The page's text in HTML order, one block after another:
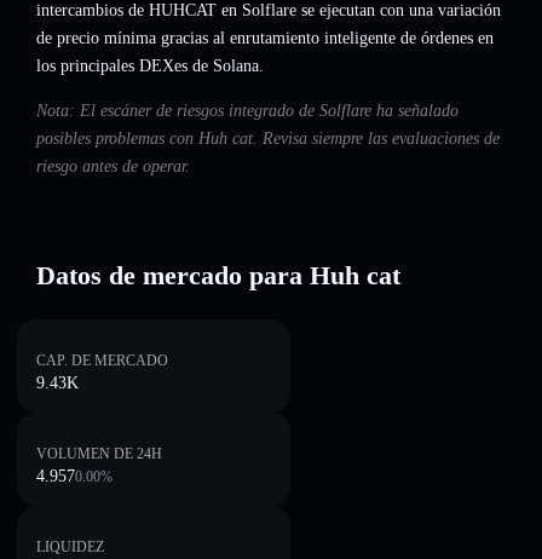
intercambios de HUHCAT en Solflare se ejecutan con una variación
de precio mínima gracias al enrutamiento inteligente de órdenes en
los principales DEXes de Solana.
Nota: El escáner de riesgos integrado de Solflare ha señalado
posibles problemas con Huh cat. Revisa siempre las evaluaciones de
riesgo antes de operar.
Datos de mercado para Huh cat
CAP. DE MERCADO
9.43K
VOLUMEN DE 24H
4.9570.00%
LIQUIDEZ